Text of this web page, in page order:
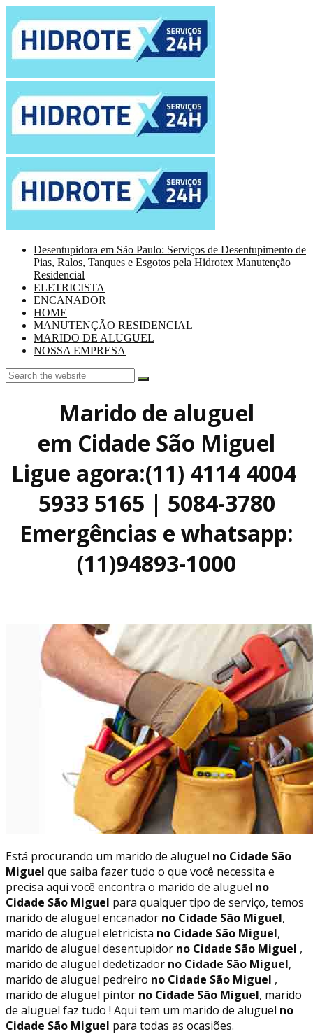
Desentupidora em São Paulo: Serviços de Desentupimento de
Pias, Ralos, Tanques e Esgotos pela Hidrotex Manutenção
Residencial
ELETRICISTA
ENCANADOR
HOME
MANUTENÇÃO RESIDENCIAL
MARIDO DE ALUGUEL
NOSSA EMPRESA
Marido de aluguel
em Cidade São Miguel
Ligue agora:(11) 4114 4004
5933 5165 | 5084-3780
Emergências e whatsapp:
(11)94893-1000
Está procurando um marido de aluguel no Cidade São
Miguel que saiba fazer tudo o que você necessita e
precisa aqui você encontra o marido de aluguel no
Cidade São Miguel para qualquer tipo de serviço, temos
marido de aluguel encanador no Cidade São Miguel,
marido de aluguel eletricista no Cidade São Miguel,
marido de aluguel desentupidor no Cidade São Miguel ,
marido de aluguel dedetizador no Cidade São Miguel,
marido de aluguel pedreiro no Cidade São Miguel ,
marido de aluguel pintor no Cidade São Miguel, marido
de aluguel faz tudo ! Aqui tem um marido de aluguel no
Cidade São Miguel para todas as ocasiões.